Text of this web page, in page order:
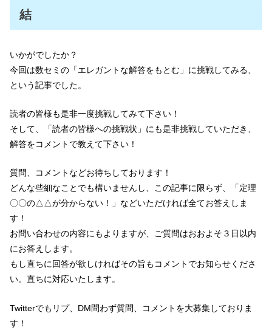
結
いかがでしたか？
今回は数セミの「エレガントな解答をもとむ」に挑戦してみる、
という記事でした。
読者の皆様も是非一度挑戦してみて下さい！
そして、「読者の皆様への挑戦状」にも是非挑戦していただき、
解答をコメントで教えて下さい！
質問、コメントなどお待ちしております！
どんな些細なことでも構いませんし、この記事に限らず、「定理
〇〇の△△が分からない！」などいただければ全てお答えしま
す！
お問い合わせの内容にもよりますが、ご質問はおおよそ３日以内
にお答えします。
もし直ちに回答が欲しければその旨もコメントでお知らせくださ
い。直ちに対応いたします。
Twitterでもリプ、DM問わず質問、コメントを大募集しておりま
す！